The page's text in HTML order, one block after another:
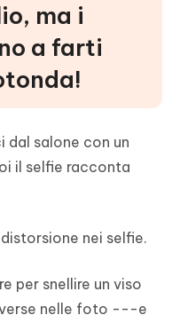
ma i
a farti
dal salone con un
il selfie racconta
nei selfie.
per snellire un viso
nelle foto ---e